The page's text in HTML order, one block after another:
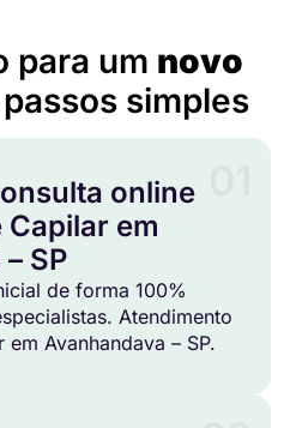
para um novo
simples
online
em
SP
de forma 100%
Atendimento
Avanhandava – SP.